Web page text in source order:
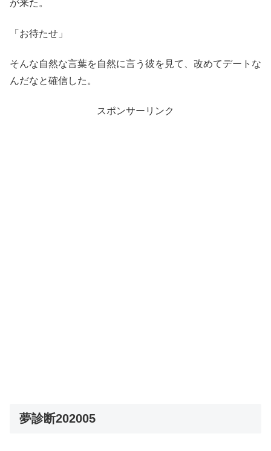
が来た。
「お待たせ」
そんな自然な言葉を自然に言う彼を見て、改めてデートな
んだなと確信した。
スポンサーリンク
夢診断202005